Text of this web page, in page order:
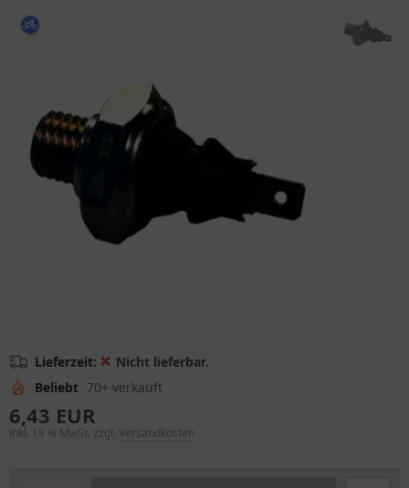
Lieferzeit: ❌ Nicht lieferbar.
Beliebt 70+ verkauft
6,43 EUR
inkl. 19 % MwSt. zzgl. Versandkosten